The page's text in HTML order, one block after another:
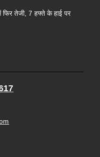
तेजी, 7 हफ्ते के हाई पर